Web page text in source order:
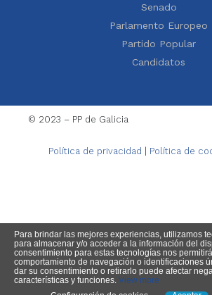
Senado
Parlamento Europeo
Partido Popular
Candidatos
© 2023 – PP de Galicia
Política de privacidad | Política de
Para brindar las mejores experiencias, utilizamos
para almacenar y/o acceder a la información del
consentimiento para estas tecnologías nos
comportamiento de navegación o identificaciones
dar su consentimiento o retirarlo puede afectar
características y funciones. View more